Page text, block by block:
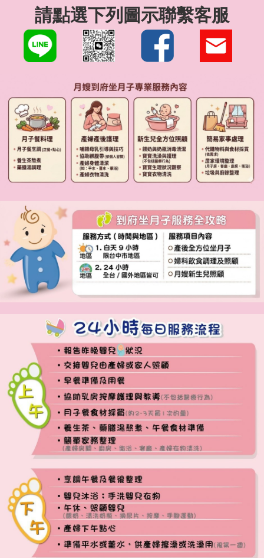
請點選下列圖示聯繫客服